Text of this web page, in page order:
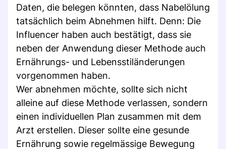
Daten, die belegen könnten, dass Nabelölung
tatsächlich beim Abnehmen hilft. Denn: Die
Influencer haben auch bestätigt, dass sie
neben der Anwendung dieser Methode auch
Ernährungs- und Lebensstiländerungen
vorgenommen haben.
Wer abnehmen möchte, sollte sich nicht
alleine auf diese Methode verlassen, sondern
einen individuellen Plan zusammen mit dem
Arzt erstellen. Dieser sollte eine gesunde
Ernährung sowie regelmässige Bewegung